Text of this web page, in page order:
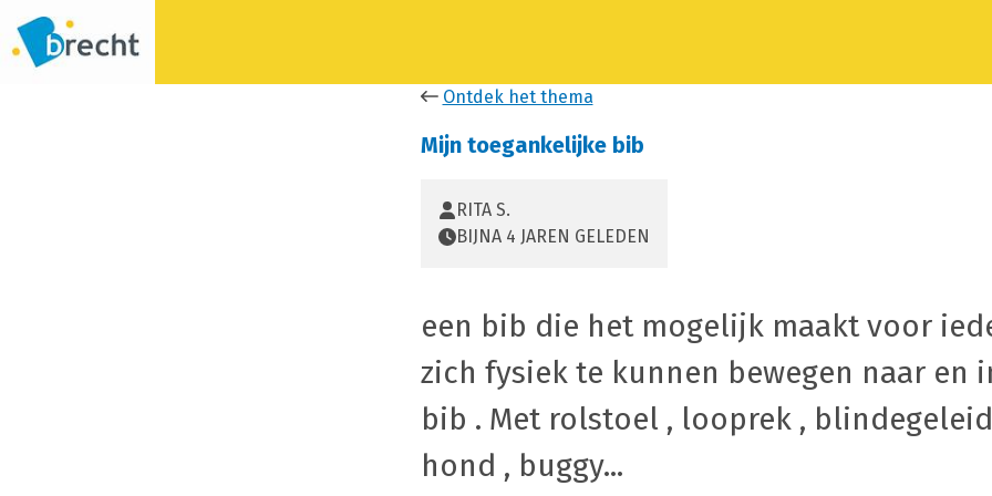
Ontdek het thema
Mijn toegankelijke bib
RITA S.
BIJNA 4 JAREN GELEDEN
een bib die het mogelijk maakt voor
zich fysiek te kunnen bewegen naar en
bib . Met rolstoel , looprek ,
hond , buggy...